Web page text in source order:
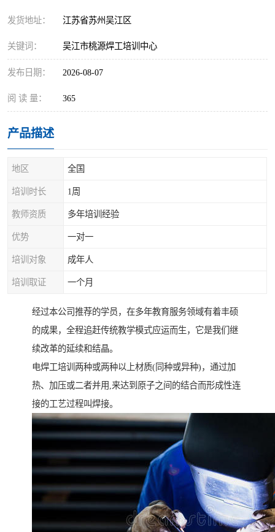
发货地址： 江苏省苏州吴江区
关键词： 吴江市桃源焊工培训中心
发布日期： 2026-08-07
阅 读 量： 365
产品描述
地区 全国
培训时长 1周
教师资质 多年培训经验
优势 一对一
培训对象 成年人
培训取证 一个月
经过本公司推荐的学员，在多年教育服务领域有着丰硕
的成果，全程追赶传统教学模式应运而生，它是我们继
续改革的延续和结晶。
电焊工培训两种或两种以上材质(同种或异种)，通过加
热、加压或二者并用,来达到原子之间的结合而形成性连
接的工艺过程叫焊接。